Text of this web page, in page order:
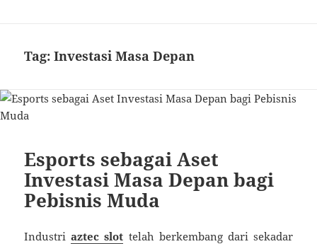
Tag:Investasi Masa Depan
Esports sebagai Aset
Investasi Masa Depan bagi
Pebisnis Muda
Industriaztec slot telah berkembang dari sekadar